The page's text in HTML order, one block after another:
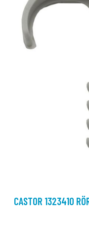
CASTOR 1323410